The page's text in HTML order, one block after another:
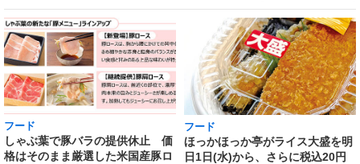
フード
しゃぶ葉で豚バラの提供休止 価
格はそのまま厳選した米国産豚ロ
フード
ほっかほっか亭がライス大盛を明
日1日(水)から、さらに税込20円